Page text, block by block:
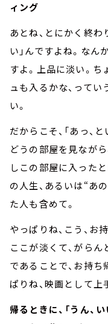
ィング
あとね、とにかく終わ
い」んですよね。なん
すよ。上品に淡い。ち
ュも入るかな、って
い。
だからこそ、「あっ、
どうの部屋を見なが
しこの部屋に入った
の人生、あるいは“あ
た人も含めて。
やっぱりね、こう、
ここが淡くて、がら
であることで、お持ち
ぱりね、映画として上
帰るときに、「うん、